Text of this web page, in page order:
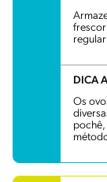
frescor
DICA
Os